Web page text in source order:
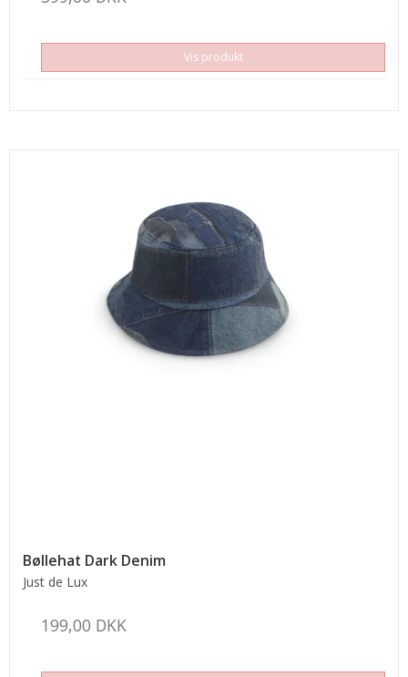
Vis produkt
Bøllehat Dark Denim
Just de Lux
199,00 DKK